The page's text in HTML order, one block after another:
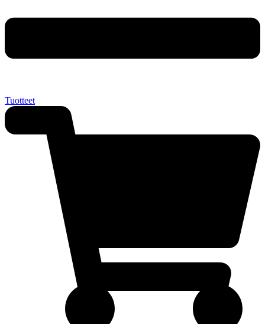
Tuotteet